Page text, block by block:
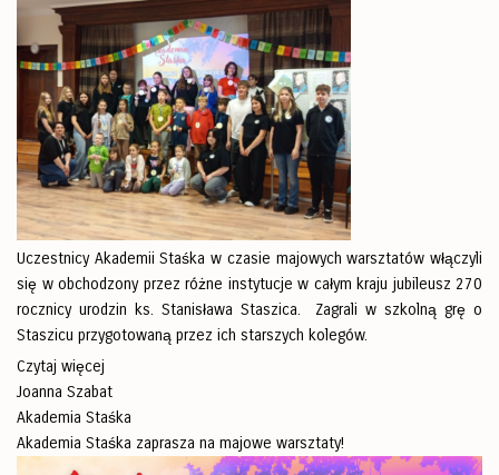
Uczestnicy Akademii Staśka w czasie majowych warsztatów włączyli
się w obchodzony przez różne instytucje w całym kraju jubileusz 270
rocznicy urodzin ks. Stanisława Staszica. Zagrali w szkolną grę o
Staszicu przygotowaną przez ich starszych kolegów.
Czytaj więcej
Joanna Szabat
Akademia Staśka
Akademia Staśka zaprasza na majowe warsztaty!